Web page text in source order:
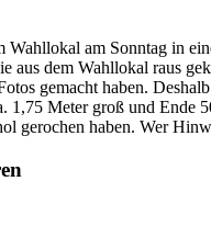
am Sonntag in
aus dem Wahllokal raus
gemacht haben.
1,75 Meter groß und Ende
gerochen haben. Wer